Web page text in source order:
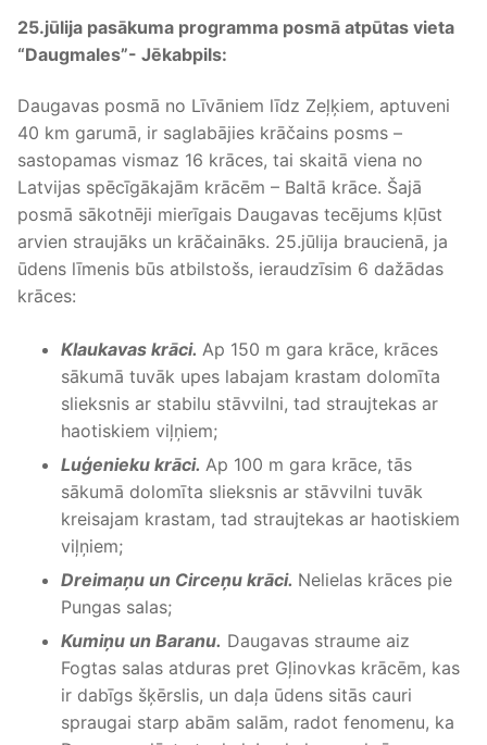
25.jūlija pasākuma programma posmā atpūtas vieta
“Daugmales”- Jēkabpils:
Daugavas posmā no Līvāniem līdz Zeļķiem, aptuveni
40 km garumā, ir saglabājies krāčains posms –
sastopamas vismaz 16 krāces, tai skaitā viena no
Latvijas spēcīgākajām krācēm – Baltā krāce. Šajā
posmā sākotnēji mierīgais Daugavas tecējums kļūst
arvien straujāks un krāčaināks. 25.jūlija braucienā, ja
ūdens līmenis būs atbilstošs, ieraudzīsim 6 dažādas
krāces:
Klaukavas krāci. Ap 150 m gara krāce, krāces
sākumā tuvāk upes labajam krastam dolomīta
slieksnis ar stabilu stāvvilni, tad straujtekas ar
haotiskiem viļņiem;
Luģenieku krāci. Ap 100 m gara krāce, tās
sākumā dolomīta slieksnis ar stāvvilni tuvāk
kreisajam krastam, tad straujtekas ar haotiskiem
viļņiem;
Dreimaņu un Circeņu krāci. Nelielas krāces pie
Pungas salas;
Kumiņu un Baranu. Daugavas straume aiz
Fogtas salas atduras pret Gļinovkas krācēm, kas
ir dabīgs šķērslis, un daļa ūdens sitās cauri
spraugai starp abām salām, radot fenomenu, ka